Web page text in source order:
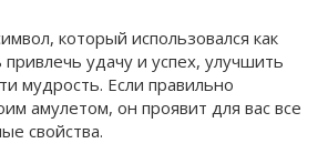
который использовался как
привлечь удачу и успех, улучшить
мудрость. Если правильно
амулетом, он проявит для вас все
свойства.